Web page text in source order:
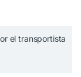
el transportista